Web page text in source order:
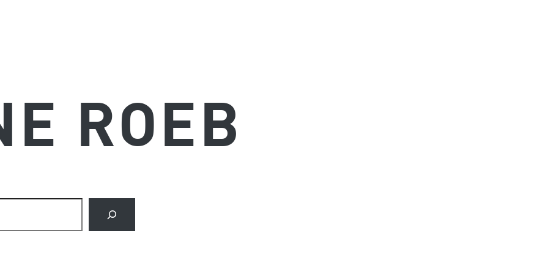
ROEB